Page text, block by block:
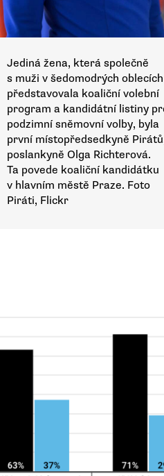
Jediná žena, která společně
s muži v šedomodrých oblecích
představovala koaliční volební
program a kandidátní listiny
podzimní sněmovní volby, byla
první místopředsedkyně
poslankyně Olga Richterová.
Ta povede koaliční kandidátku
v hlavním městě Praze. Foto
Piráti, Flickr